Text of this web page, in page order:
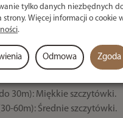
od trzech głównych
miękkich szczytówek (0,5-1
szczytówki (1-2 oz).
(2-3 oz lub więcej).
30m): Miękkie szczytówki.
60m): Średnie szczytówki.
tylko danych niezbędnych
Więcej informacji o cookie
.
Odmowa Zgoda